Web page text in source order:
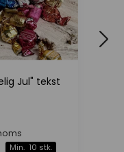
Jul" tekst
Min. 10 stk.